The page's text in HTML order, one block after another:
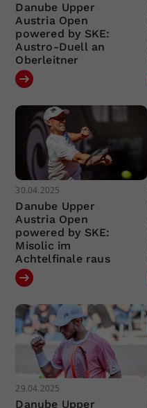
Danube Upper
Austria Open
powered by SKE:
Austro-Duell an
Oberleitner
30.04.2025
Danube Upper
Austria Open
powered by SKE:
Misolic im
Achtelfinale raus
29.04.2025
Danube Upper